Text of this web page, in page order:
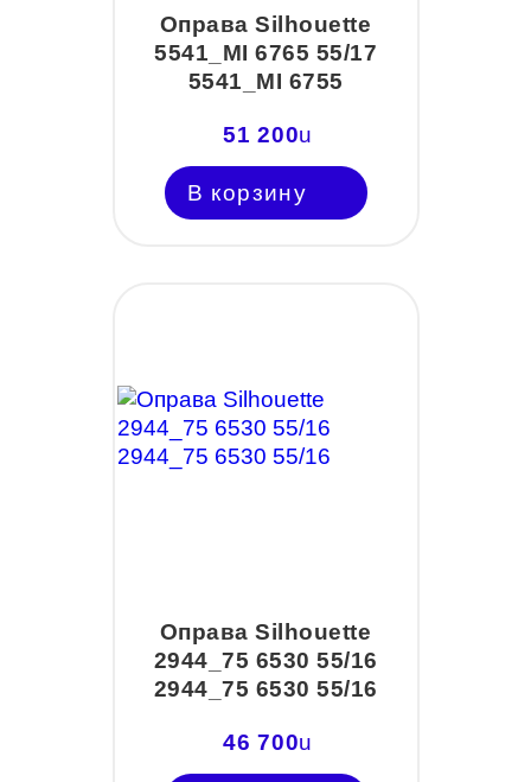
Оправа Silhouette
5541_MI 6765 55/17
5541_MI 6755
51 200u
В корзину
Оправа Silhouette
2944_75 6530 55/16
2944_75 6530 55/16
46 700u